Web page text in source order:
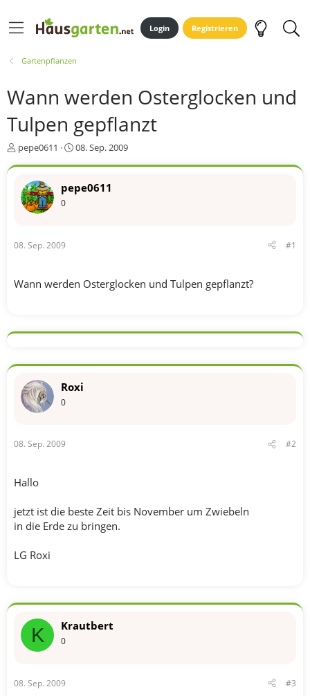
Login Registrieren
Gartenpflanzen
Wann werden Osterglocken und
Tulpen gepflanzt
E
e
r
pepe0611
E
t
e
08. Sep. 2009
pepe0611
0
08. Sep. 2009 #1
Wann werden Osterglocken und Tulpen gepflanzt?
Roxi
0
08. Sep. 2009 #2
Hallo
jetzt ist die beste Zeit bis November um Zwiebeln
in die Erde zu bringen.
LG Roxi
K Krautbert
0
08. Sep. 2009 #3